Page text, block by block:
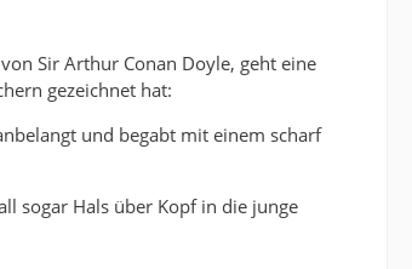
Sir Arthur Conan Doyle, geht eine
gezeichnet hat:
und begabt mit einem scharf
sogar Hals über Kopf in die junge